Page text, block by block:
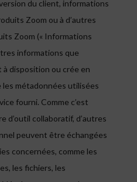
du client, informations
Zoom ou à d’autres
Zoom (« Informations
informations que
disposition ou crée en
les métadonnées utilisées
fourni. Comme c’est
d’outil collaboratif, d’autres
peuvent être échangées
concernées, comme les
les fichiers, les